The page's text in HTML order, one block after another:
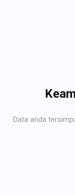
Data anda